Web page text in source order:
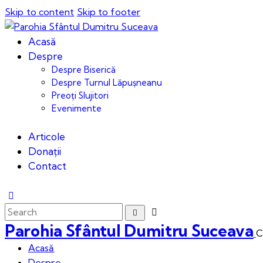
Skip to content Skip to footer
Acasă
Despre
Despre Biserică
Despre Turnul Lăpușneanu
Preoți Slujitori
Evenimente
Articole
Donații
Contact
Parohia Sfântul Dumitru Suceava
Acasă